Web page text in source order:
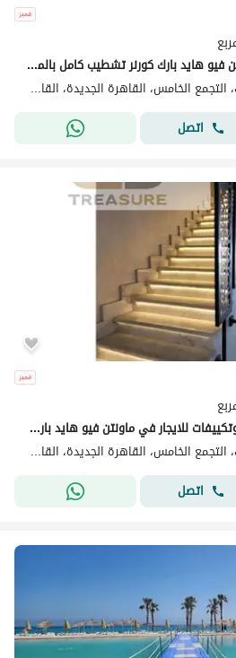
اي فيلا جاردن للإيجار في ماونتن فيو هايد بارك كورنر تشطيب كامل بالمطبخ والتكييفات موقع مميز وحديقة خاصة قريبة من الخدمات
كومباوند ماونتن فيو هايد بارك، التجمع الخامس، القاهرة الجديدة، القاهرة
اتصل
اي فيلا رووف type A مطبخ وتكييفات للايجار في ماونتن فيو هايد بارك - القاهره الجديده - mvhp - new cairo
كومباوند ماونتن فيو هايد بارك، التجمع الخامس، القاهرة الجديدة، القاهرة
اتصل